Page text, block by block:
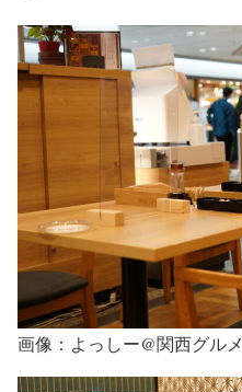
画像：よっしー@関西グルメ